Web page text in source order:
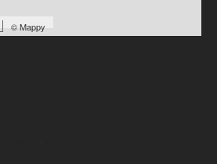
©Mappy
biens
à mon compte